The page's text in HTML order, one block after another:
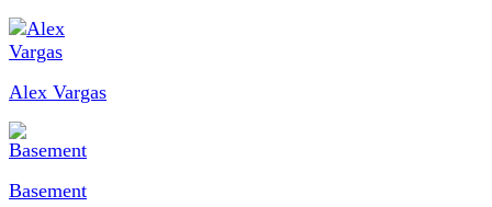
Alex Vargas
Basement